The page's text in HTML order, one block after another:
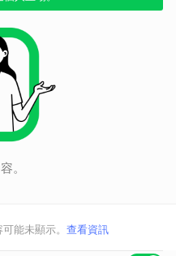
。
能未顯示。 查看資訊